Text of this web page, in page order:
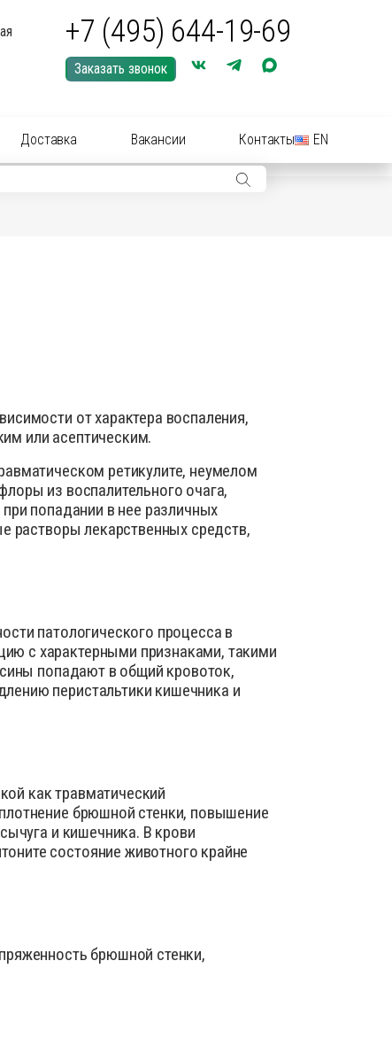
+7 (495) 644-19-69
Заказать звонок
Доставка Вакансии Контакты EN
для сельскохозяйственных животных
для лечения болезней ЖКТ
материалы
вымени
от характера воспаления,
или асептическим.
ретикулите, неумелом
из воспалительного очага,
попадании в нее различных
растворы лекарственных средств,
патологического процесса в
с характерными признаками, такими
попадают в общий кровоток,
перистальтики кишечника и
как травматический
брюшной стенки, повышение
и кишечника. В крови
состояние животного крайне
брюшной стенки,